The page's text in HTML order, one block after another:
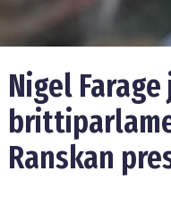
Nigel
Ranskan